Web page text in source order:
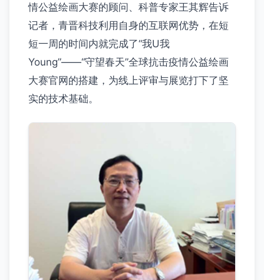
情公益绘画大赛的顾问、科普专家王其辉告诉
记者，青晋科技利用自身的互联网优势，在短
短一周的时间内就完成了“我U我
Young”——“守望春天”全球抗击疫情公益绘画
大赛官网的搭建，为线上评审与展览打下了坚
实的技术基础。